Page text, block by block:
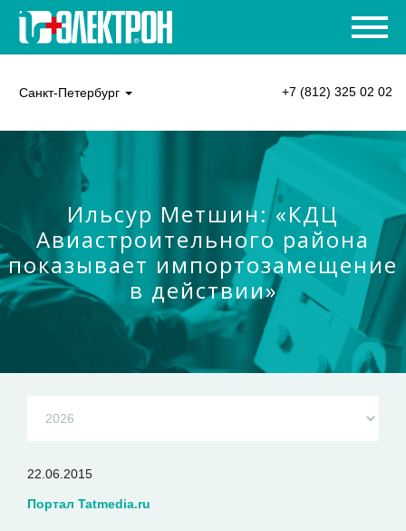
Санкт-Петербург +7 (812) 325 02 02
Ильсур Метшин: «КДЦ
Авиастроительного района
показывает импортозамещение
в действии»
22.06.2015
Портал Tatmedia.ru